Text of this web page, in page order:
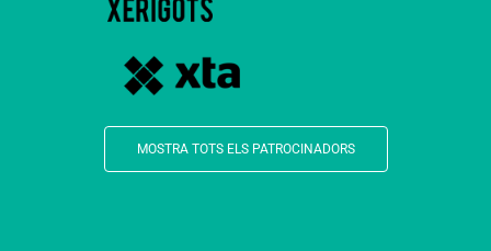
MOSTRA TOTS ELS PATROCINADORS